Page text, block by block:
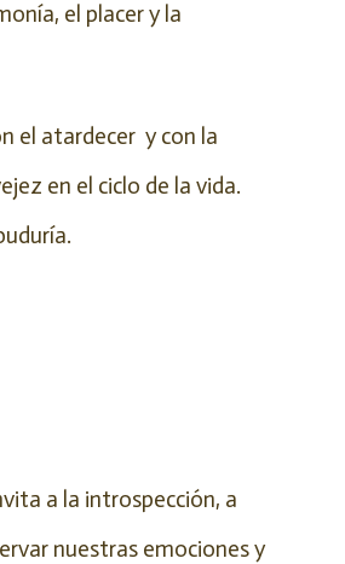
el placer y la
el atardecer y con la
en el ciclo de la vida.
a la introspección, a
nuestras emociones y